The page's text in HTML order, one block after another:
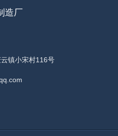
造厂
镇小宋村116号